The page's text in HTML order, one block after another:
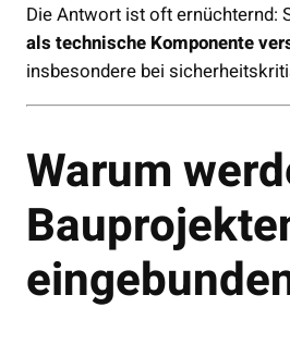
Die Antwort ist oft ernüchternd:
als technische Komponente
insbesondere bei
Warum